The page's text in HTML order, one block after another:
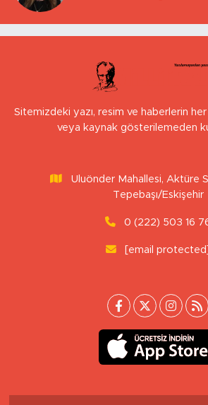
Sitemizdeki yazı, resim ve haberlerin her
veya kaynak gösterilemeden
Uluönder Mahallesi, Aktüre
Tepebaşı/Eskişehir
0 (222) 503 16
[email protected]